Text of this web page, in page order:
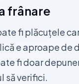
frânare
fi plăcuțele
e aproape de
fi doar
să verifici.